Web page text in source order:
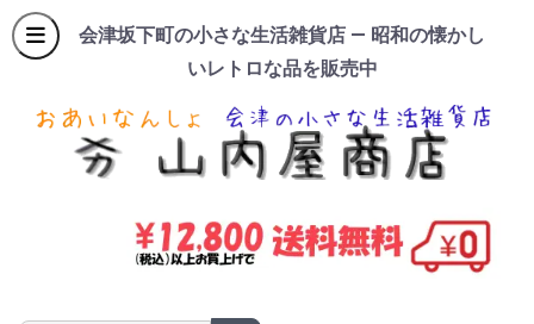
会津坂下町の小さな生活雑貨店 — 昭和の懐かし
いレトロな品を販売中